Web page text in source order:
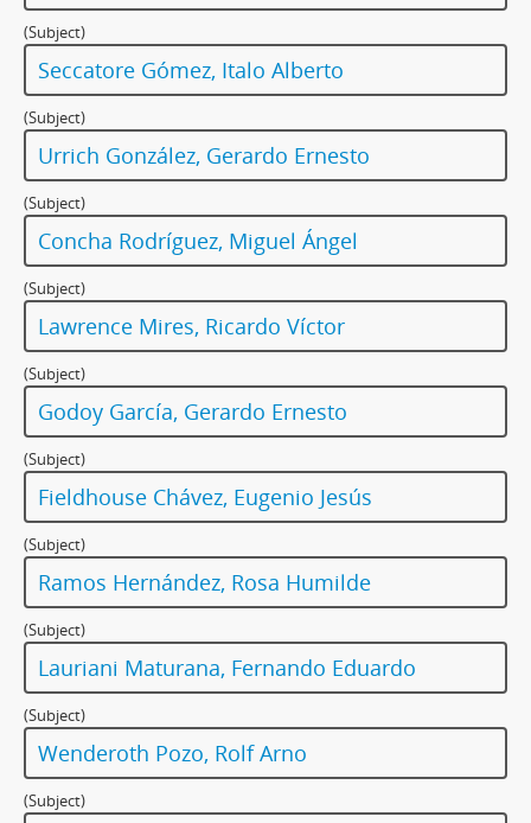
(Subject)
Seccatore Gómez, Italo Alberto
(Subject)
Urrich González, Gerardo Ernesto
(Subject)
Concha Rodríguez, Miguel Ángel
(Subject)
Lawrence Mires, Ricardo Víctor
(Subject)
Godoy García, Gerardo Ernesto
(Subject)
Fieldhouse Chávez, Eugenio Jesús
(Subject)
Ramos Hernández, Rosa Humilde
(Subject)
Lauriani Maturana, Fernando Eduardo
(Subject)
Wenderoth Pozo, Rolf Arno
(Subject)